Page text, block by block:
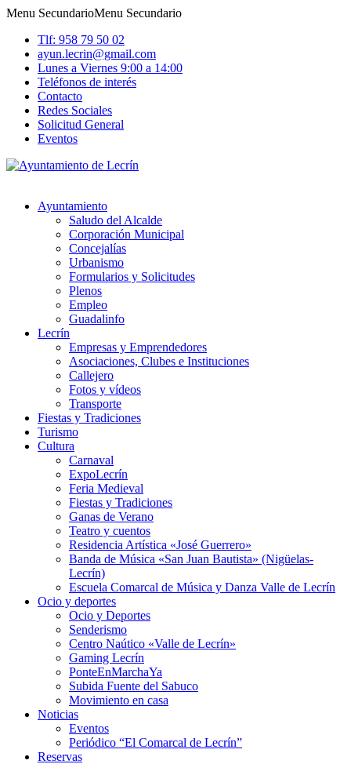
Menu SecundarioMenu Secundario
Tlf: 958 79 50 02
ayun.lecrin@gmail.com
Lunes a Viernes 9:00 a 14:00
Teléfonos de interés
Contacto
Redes Sociales
Solicitud General
Eventos
Ayuntamiento
Saludo del Alcalde
Corporación Municipal
Concejalías
Urbanismo
Formularios y Solicitudes
Plenos
Empleo
Guadalinfo
Lecrín
Empresas y Emprendedores
Asociaciones, Clubes e Instituciones
Callejero
Fotos y vídeos
Transporte
Fiestas y Tradiciones
Turismo
Cultura
Carnaval
ExpoLecrín
Feria Medieval
Fiestas y Tradiciones
Ganas de Verano
Teatro y cuentos
Residencia Artística «José Guerrero»
Banda de Música «San Juan Bautista» (Nigüelas-
Lecrín)
Escuela Comarcal de Música y Danza Valle de Lecrín
Ocio y deportes
Ocio y Deportes
Senderismo
Centro Naútico «Valle de Lecrín»
Gaming Lecrín
PonteEnMarchaYa
Subida Fuente del Sabuco
Movimiento en casa
Noticias
Eventos
Periódico “El Comarcal de Lecrín”
Reservas